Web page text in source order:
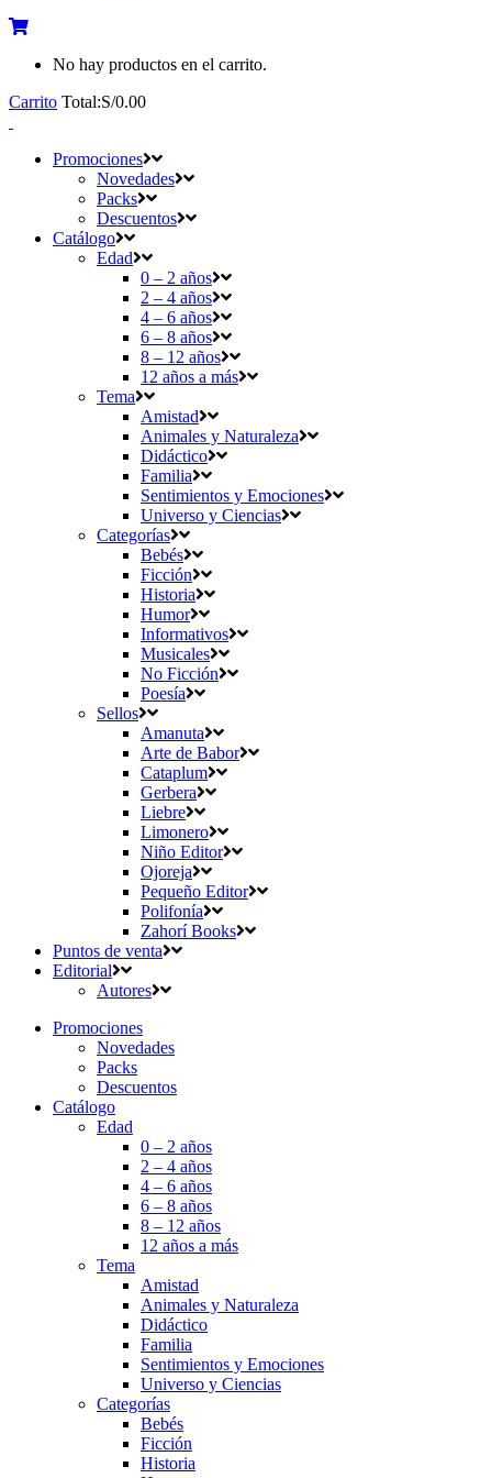
No hay productos en el carrito.
Carrito Total:S/0.00
Promociones
Novedades
Packs
Descuentos
Catálogo
Edad
0 – 2 años
2 – 4 años
4 – 6 años
6 – 8 años
8 – 12 años
12 años a más
Tema
Amistad
Animales y Naturaleza
Didáctico
Familia
Sentimientos y Emociones
Universo y Ciencias
Categorías
Bebés
Ficción
Historia
Humor
Informativos
Musicales
No Ficción
Poesía
Sellos
Amanuta
Arte de Babor
Cataplum
Gerbera
Liebre
Limonero
Niño Editor
Ojoreja
Pequeño Editor
Polifonía
Zahorí Books
Puntos de venta
Editorial
Autores
Promociones
Novedades
Packs
Descuentos
Catálogo
Edad
0 – 2 años
2 – 4 años
4 – 6 años
6 – 8 años
8 – 12 años
12 años a más
Tema
Amistad
Animales y Naturaleza
Didáctico
Familia
Sentimientos y Emociones
Universo y Ciencias
Categorías
Bebés
Ficción
Historia